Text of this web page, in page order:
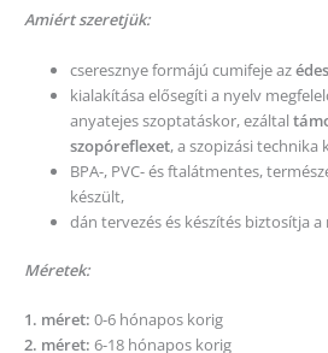
Amiért szeretjük:
cseresznye formájú cumifeje az
kialakítása elősegíti a nyelv
anyatejes szoptatáskor, ezáltal
szopóreflexet, a szopizási technika
BPA-, PVC- és ftalátmentes,
készült,
dán tervezés és készítés biztosítja
Méretek:
1. méret: 0-6 hónapos korig
2. méret: 6-18 hónapos korig